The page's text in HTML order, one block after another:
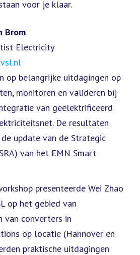
voor je klaar.
Brom
Electricity
op belangrijke uitdagingen op
monitoren en valideren bij
van geëlektrificeerd
De resultaten
update van de Strategic
van het EMN Smart
presenteerde Wei Zhao
op het gebied van
van converters in
op locatie (Hannover en
praktische uitdagingen